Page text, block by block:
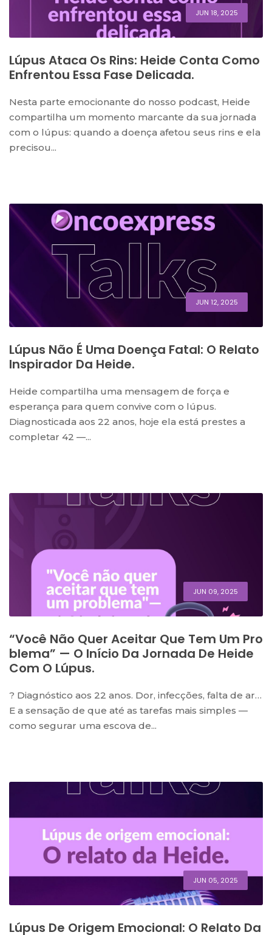
JUN 18, 2025
Lúpus Ataca Os Rins: Heide Conta Como
Enfrentou Essa Fase Delicada.
Nesta parte emocionante do nosso podcast, Heide
compartilha um momento marcante da sua jornada
com o lúpus: quando a doença afetou seus rins e ela
precisou...
JUN 12, 2025
Lúpus Não É Uma Doença Fatal: O Relato
Inspirador Da Heide.
Heide compartilha uma mensagem de força e
esperança para quem convive com o lúpus.
Diagnosticada aos 22 anos, hoje ela está prestes a
completar 42 —...
JUN 09, 2025
“Você Não Quer Aceitar Que Tem Um Pro
Blema” — O Início Da Jornada De Heide
Com O Lúpus.
?️ Diagnóstico aos 22 anos. Dor, infecções, falta de ar…
E a sensação de que até as tarefas mais simples —
como segurar uma escova de...
JUN 05, 2025
Lúpus De Origem Emocional: O Relato Da